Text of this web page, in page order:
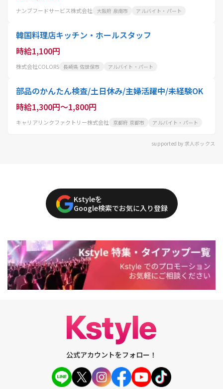
ナンブフードサービス株式会社 大阪府 泉南市 アルバイト・パート
韓国料理店キッチン・ホールスタッフ
時給1,100円
株式会社COLORS 長崎県 佐世保市 アルバイト・パート
部品のかんたん検査/土日休み/主婦活躍中/未経験OK
時給1,300円～1,800円
キャリアリンクファクトリー株式会社 京都府 京都市 アルバイト・パート
supported by 求人ボックス
Kstyleを
Google検索でお気に入り登録
公式アカウントをフォロー！